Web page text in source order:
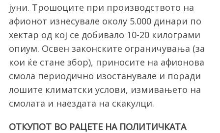
јуни. Трошоците при производството на
афионот изнесувале околу 5.000 динари по
хектар од кој се добивало 10-20 килограми
опиум. Освен законските ограничувања (за
кои ќе стане збор), приносите на афионова
смола периодично изостанувале и поради
лошите климатски услови, измивањето на
смолата и наездата на скакулци.
ОТКУПОТ ВО РАЦЕТЕ НА ПОЛИТИЧКАТА